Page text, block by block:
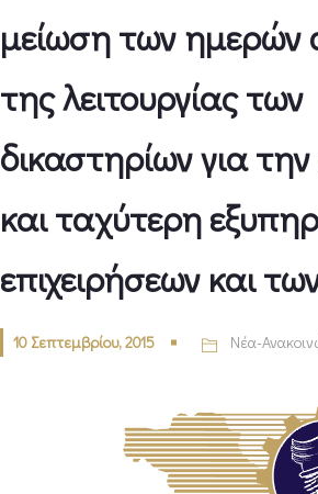
μείωση των ημερών
της λειτουργίας των
δικαστηρίων για
και ταχύτερη
επιχειρήσεων και
10 Σεπτεμβρίου, 2015 Νέα-